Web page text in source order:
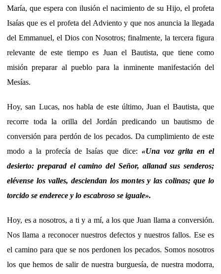
María, que espera con ilusión el nacimiento de su Hijo, el profeta
Isaías que es el profeta del Adviento y que nos anuncia la llegada
del Emmanuel, el Dios con Nosotros; finalmente, la tercera figura
relevante de este tiempo es Juan el Bautista, que tiene como
misión preparar al pueblo para la inminente manifestación del
Mesías.
Hoy, san Lucas, nos habla de este último, Juan el Bautista, que
recorre toda la orilla del Jordán predicando un bautismo de
conversión para perdón de los pecados. Da cumplimiento de este
modo a la profecía de Isaías que dice: «Una voz grita en el
desierto: preparad el camino del Señor, allanad sus senderos;
elévense los valles, desciendan los montes y las colinas; que lo
torcido se enderece y lo escabroso se iguale».
Hoy, es a nosotros, a ti y a mí, a los que Juan llama a conversión.
Nos llama a reconocer nuestros defectos y nuestros fallos. Ese es
el camino para que se nos perdonen los pecados. Somos nosotros
los que hemos de salir de nuestra burguesía, de nuestra modorra,